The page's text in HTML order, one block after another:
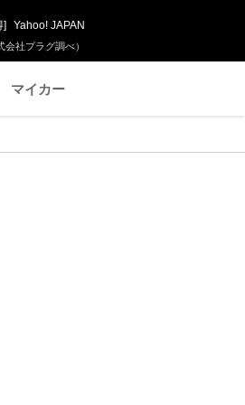
社プラグ調べ）
] Yahoo! JAPAN
マイカー